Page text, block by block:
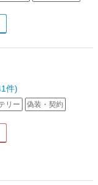
件)
リー 偽装・契約